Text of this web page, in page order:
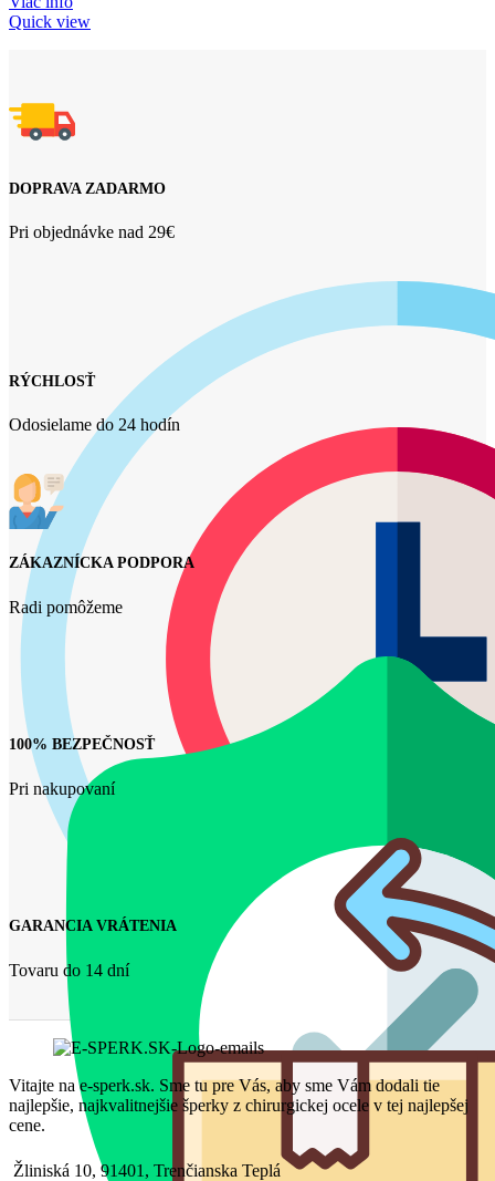
Quick view
DOPRAVA ZADARMO
Pri objednávke nad 29€
RÝCHLOSŤ
Odosielame do 24 hodín
ZÁKAZNÍCKA PODPORA
Radi pomôžeme
100% BEZPEČNOSŤ
Pri nakupovaní
GARANCIA VRÁTENIA
Tovaru do 14 dní
Vitajte na e-sperk.sk. Sme tu pre Vás, aby sme Vám dodali tie
najlepšie, najkvalitnejšie šperky z chirurgickej ocele v tej najlepšej
cene.
Žliniská 10, 91401, Trenčianska Teplá